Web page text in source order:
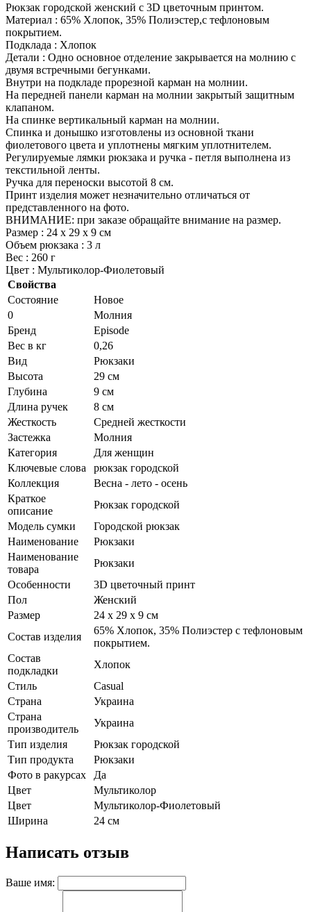
Рюкзак городской женский с 3D цветочным принтом.
Материал : 65% Хлопок, 35% Полиэстер,с тефлоновым
покрытием.
Подклада : Хлопок
Детали : Одно основное отделение закрывается на молнию с
двумя встречными бегунками.
Внутри на подкладе прорезной карман на молнии.
На передней панели карман на молнии закрытый защитным
клапаном.
На спинке вертикальный карман на молнии.
Спинка и донышко изготовлены из основной ткани
фиолетового цвета и уплотнены мягким уплотнителем.
Регулируемые лямки рюкзака и ручка - петля выполнена из
текстильной ленты.
Ручка для переноски высотой 8 см.
Принт изделия может незначительно отличаться от
представленного на фото.
ВНИМАНИЕ: при заказе обращайте внимание на размер.
Размер : 24 х 29 х 9 см
Объем рюкзака : 3 л
Вес : 260 г
Цвет : Мультиколор-Фиолетовый
Свойства
Состояние
Новое
0
Молния
Бренд
Episode
Вес в кг
0,26
Вид
Рюкзаки
Высота
29 см
Глубина
9 см
Длина ручек
8 см
Жесткость
Средней жесткости
Застежка
Молния
Категория
Для женщин
Ключевые слова
рюкзак городской
Коллекция
Весна - лето - осень
Краткое
описание
Рюкзак городской
Модель сумки
Городской рюкзак
Наименование
Рюкзаки
Наименование
товара
Рюкзаки
Особенности
3D цветочный принт
Пол
Женский
Размер
24 х 29 х 9 см
Состав изделия
65% Хлопок, 35% Полиэстер с тефлоновым
покрытием.
Состав
подкладки
Хлопок
Стиль
Casual
Страна
Украина
Страна
производитель
Украина
Тип изделия
Рюкзак городской
Тип продукта
Рюкзаки
Фото в ракурсах
Да
Цвет
Мультиколор
Цвет
Мультиколор-Фиолетовый
Ширина
24 см
Написать отзыв
Ваше имя: